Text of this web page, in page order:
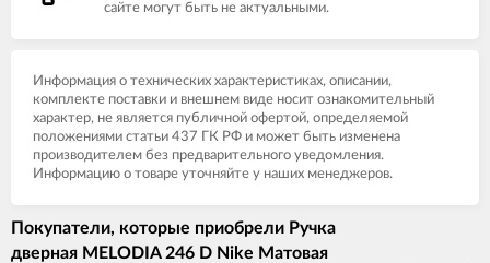
сайте могут быть не актуальными.
Информация о технических характеристиках, описании,
комплекте поставки и внешнем виде носит ознакомительный
характер, не является публичной офертой, определяемой
положениями статьи 437 ГК РФ и может быть изменена
производителем без предварительного уведомления.
Информацию о товаре уточняйте у наших менеджеров.
Покупатели, которые приобрели Ручка
дверная MELODIA 246 D Nike Матовая